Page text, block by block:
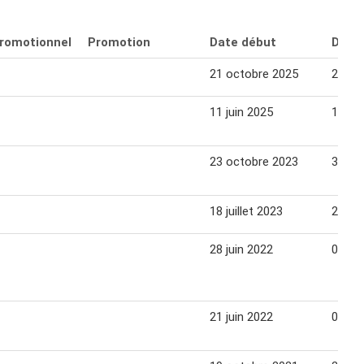
Promotion Date début Date
21 octobre 2025 27
11 juin 2025 16
23 octobre 2023 30
18 juillet 2023 24
28 juin 2022 04
21 juin 2022 04